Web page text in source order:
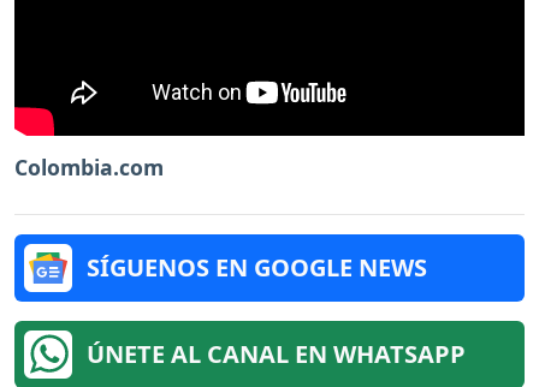
Colombia.com
SÍGUENOS EN GOOGLE NEWS
ÚNETE AL CANAL EN WHATSAPP